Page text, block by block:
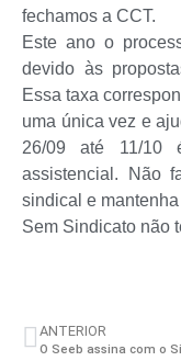
fechamos a CCT.
Este ano o
devido às
Essa taxa
uma única vez e
26/09 até 11/10
assistencial. Não
sindical e
Sem Sindicato não
ANTERIOR